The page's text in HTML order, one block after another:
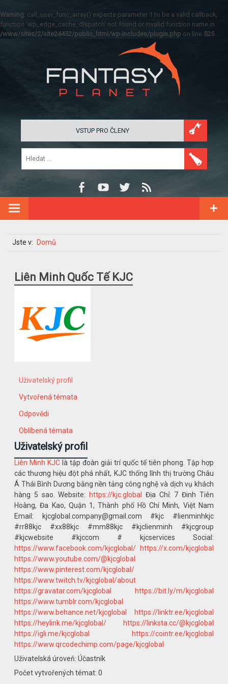
Warning: call_user_func_array() expects parameter 1 to be a valid callback,
function 'wp_edge_cache_dispatch' not found or invalid function name in
/www/sites/2/site24452/public_html/wp-includes/plugin.php on line 525
VSTUP PRO ČLENY
Jste v: Domů
Liên Minh Quốc Tế KJC
Uživatelský profil
Vytvořená témata
Odpovědi
Oblíbená témata
Uživatelský profil
Liên Minh KJC là tập đoàn giải trí quốc tế tiên phong. Tập hợp
các thương hiệu đột phá nhất, KJC thống lĩnh thị trường Châu
Á Thái Bình Dương bằng nền tảng công nghệ và dịch vụ khách
hàng 5 sao. Website:
https://kjc.global
Địa Chỉ: 7 Đinh Tiên
Hoàng, Đa Kao, Quận 1, Thành phố Hồ Chí Minh, Việt Nam
Email: kjcglobal.company@gmail.com #kjc #lienminhkjc
#rr88kjc #xx88kjc #mm88kjc #kjclienminh #kjcgroup
#kjcwebsite #kjccom # kjcservices Social:
https://www.facebook.com/kjcglobal/
https://x.com/kjcglobal
https://www.youtube.com/@kjcglobal
https://www.pinterest.com/kjcglobal/
https://www.twitch.tv/kjcglobal/about
https://gravatar.com/kjcglobal
https://bit.ly/m/kjcglobal
https://www.tumblr.com/kjcglobal
https://www.behance.net/kjcglobal
https://linktr.ee/kjcglobal
https://heylink.me/kjcglobal/
https://linksta.cc/@kjcglobal
https://igli.me/kjcglobal
https://cointr.ee/kjcglobal
https://www.qrcodechimp.com/page/kjcglobal
Uživatelská úroveň: Účastník
Počet vytvořených témat: 0